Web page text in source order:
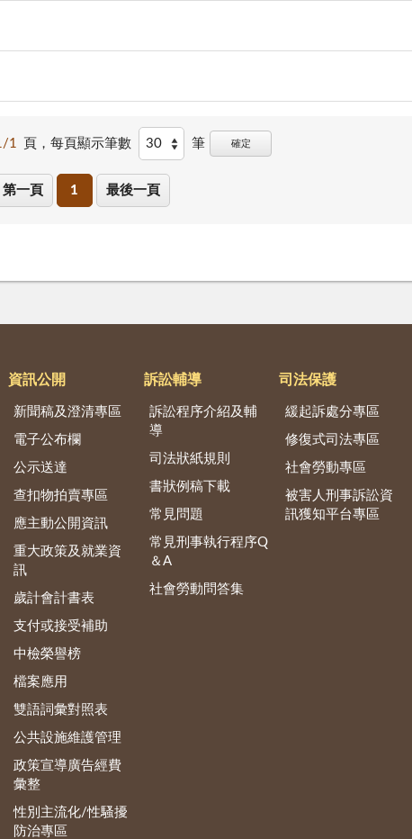
1 頁，每頁顯示筆數 筆 確定
第一頁 1 最後一頁
資訊公開
新聞稿及澄清專區
電子公布欄
公示送達
查扣物拍賣專區
應主動公開資訊
重大政策及就業資
訊
歲計會計書表
支付或接受補助
中檢榮譽榜
檔案應用
雙語詞彙對照表
公共設施維護管理
政策宣導廣告經費
彙整
性別主流化/性騷擾
防治專區
訴訟輔導
訴訟程序介紹及輔
導
司法狀紙規則
書狀例稿下載
常見問題
常見刑事執行程序Q
＆A
社會勞動問答集
司法保護
緩起訴處分專區
修復式司法專區
社會勞動專區
被害人刑事訴訟資
訊獲知平台專區